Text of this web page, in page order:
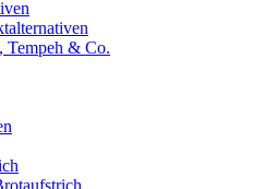
Tempeh & Co.